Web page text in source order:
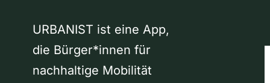
URBANIST ist eine App,
die Bürger*innen für
nachhaltige Mobilität